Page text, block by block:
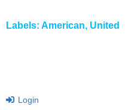
Labels: American, United
Login